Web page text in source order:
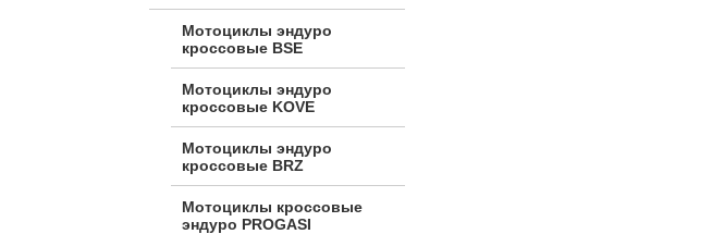
Мотоциклы эндуро
кроссовые BSE
Мотоциклы эндуро
кроссовые KOVE
Мотоциклы эндуро
кроссовые BRZ
Мотоциклы кроссовые
эндуро PROGASI